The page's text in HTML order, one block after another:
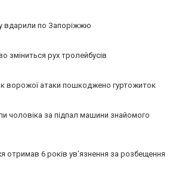
вдарили по Запоріжжю
зміниться рух тролейбусів
ворожої атаки пошкоджено гуртожиток
чоловіка за підпал машини знайомого
6 років увʼязнення за розбещення